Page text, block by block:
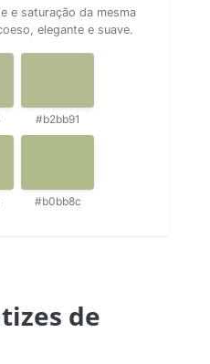
e saturação da mesma
elegante e suave.
#b2bb91
#b0bb8c
de